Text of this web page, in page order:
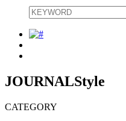
JOURNALStyle
CATEGORY